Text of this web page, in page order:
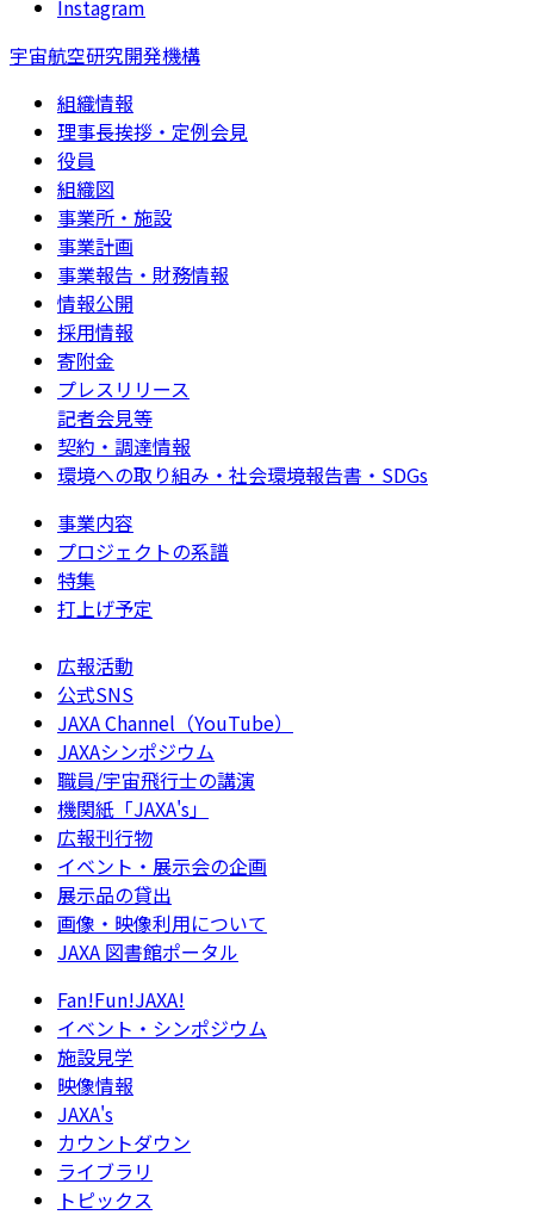
Instagram
宇宙航空研究開発機構
組織情報
理事長挨拶・定例会見
役員
組織図
事業所・施設
事業計画
事業報告・財務情報
情報公開
採用情報
寄附金
プレスリリース
記者会見等
契約・調達情報
環境への取り組み・社会環境報告書・SDGs
事業内容
プロジェクトの系譜
特集
打上げ予定
広報活動
公式SNS
JAXA Channel（YouTube）
JAXAシンポジウム
職員/宇宙飛行士の講演
機関紙「JAXA's」
広報刊行物
イベント・展示会の企画
展示品の貸出
画像・映像利用について
JAXA 図書館ポータル
Fan!Fun!JAXA!
イベント・シンポジウム
施設見学
映像情報
JAXA's
カウントダウン
ライブラリ
トピックス